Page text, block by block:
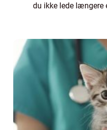
du ikke lede længere